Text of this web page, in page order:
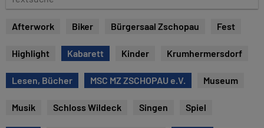
e
c
Afterwork Biker Bürgersaal Zschopau Fest
Highlight Kabarett Kinder Krumhermersdorf
Lesen, Bücher MSC MZ ZSCHOPAU e.V. Museum
Musik Schloss Wildeck Singen Spiel